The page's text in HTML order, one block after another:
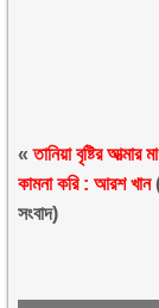
«তানিয়া বৃষ্টির আত্মার
কামনা করি : আরশ খান
সংবাদ)